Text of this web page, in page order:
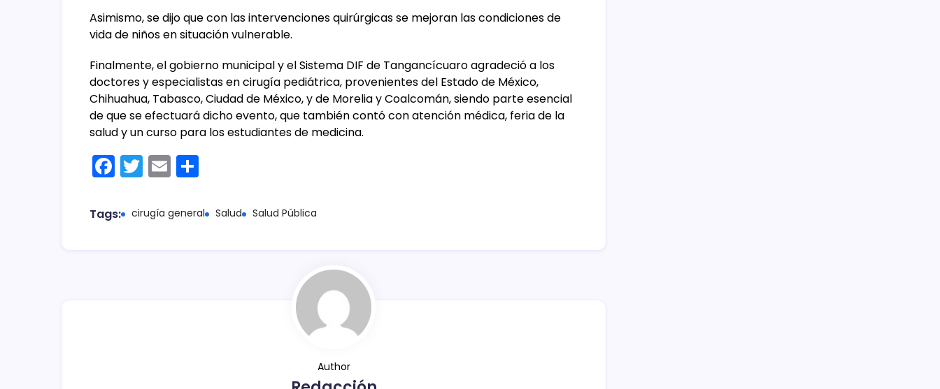
Asimismo, se dijo que con las intervenciones quirúrgicas se mejoran las condiciones de
vida de niños en situación vulnerable.
Finalmente, el gobierno municipal y el Sistema DIF de Tangancícuaro agradeció a los
doctores y especialistas en cirugía pediátrica, provenientes del Estado de México,
Chihuahua, Tabasco, Ciudad de México, y de Morelia y Coalcomán, siendo parte esencial
de que se efectuará dicho evento, que también contó con atención médica, feria de la
salud y un curso para los estudiantes de medicina.
F
c
T
itt
E
ai m
Tags: cirugía general Salud Salud Pública
Author